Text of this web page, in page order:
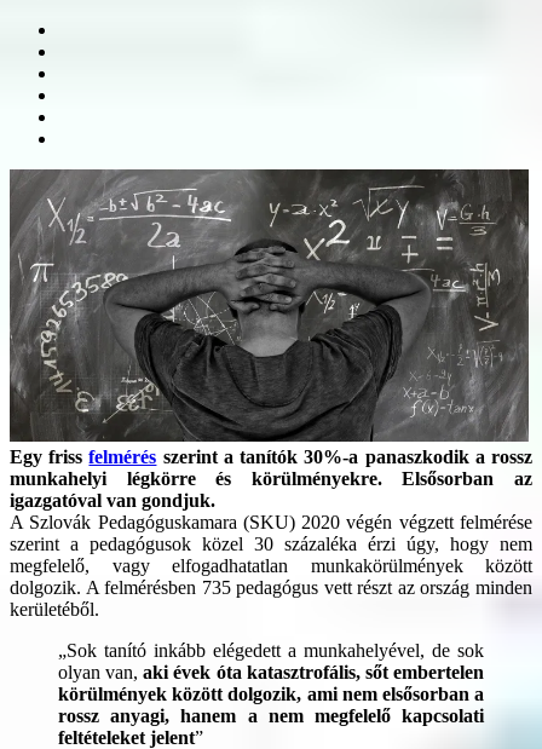
Egy frissfelmérés szerint a tanítók 30%-a panaszkodik a rossz
munkahelyi légkörre és körülményekre. Elsősorban az
igazgatóval van gondjuk.
A Szlovák Pedagóguskamara (SKU) 2020 végén végzett felmérése
szerint a pedagógusok közel 30 százaléka érzi úgy, hogy nem
megfelelő, vagy elfogadhatatlan munkakörülmények között
dolgozik. A felmérésben 735 pedagógus vett részt az ország minden
kerületéből.
„Sok tanító inkább elégedett a munkahelyével, de sok
olyan van, aki évek óta katasztrofális, sőt embertelen
körülmények között dolgozik, ami nem elsősorban a
rossz anyagi, hanem a nem megfelelő kapcsolati
feltételeket jelent”